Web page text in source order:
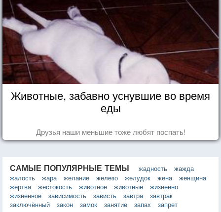
Животные, забавно уснувшие во время
еды
Друзья наши меньшие тоже любят поспать!
САМЫЕ ПОПУЛЯРНЫЕ ТЕМЫ жадность
жажда
жалость
жара желание железо желудок жена
женщина
жертва
жестокость животное животные
жизненно
жизненное
зависимость зависть завтра
завтрак
заключённый
закон замок занятие запах
запрет